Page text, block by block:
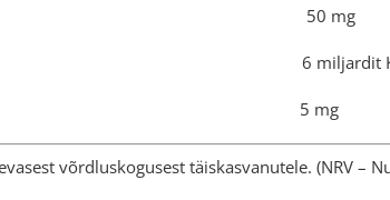
ekstrakt
segu 6
5
võrdluskogusest täiskasvanutele. (NRV –